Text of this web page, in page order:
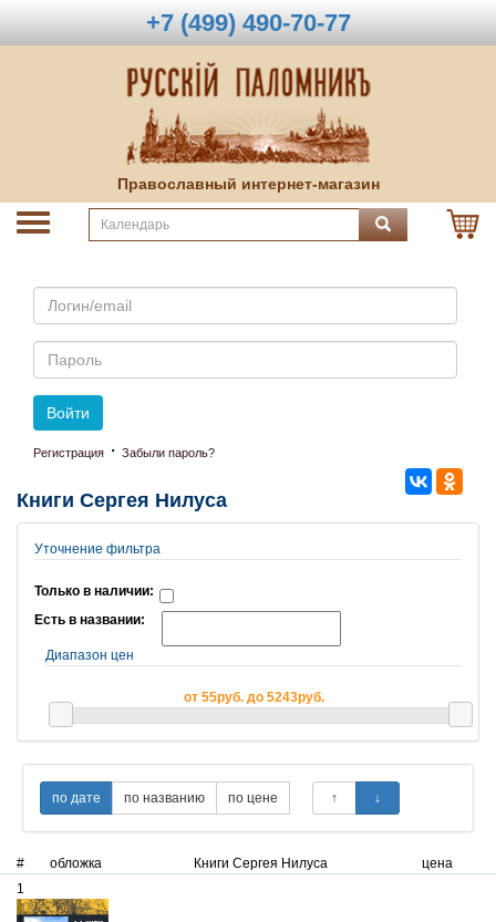
+7 (499) 490-70-77
Православный интернет-магазин
Email
Пароль
Войти
Регистрация · Забыли пароль?
Книги Сергея Нилуса
Уточнение фильтра
Только в наличии:
Есть в названии:
Диапазон цен
от 55руб. до 5243руб.
# обложка Книги Сергея Нилуса
цена
1